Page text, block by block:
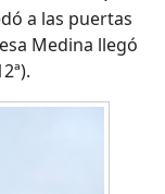
a las puertas
Medina llegó